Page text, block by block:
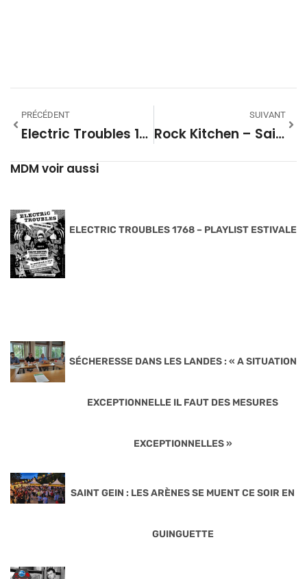
PRÉCÉDENT
Electric Troubles 1550 – PANIC BEACH
SUIVANT
Rock Kitchen – Saison 01 Mix 01
MDM voir aussi
ELECTRIC TROUBLES 1768 – PLAYLIST ESTIVALE
SÉCHERESSE DANS LES LANDES : « A SITUATION
EXCEPTIONNELLE IL FAUT DES MESURES
EXCEPTIONNELLES »
SAINT GEIN : LES ARÈNES SE MUENT CE SOIR EN
GUINGUETTE